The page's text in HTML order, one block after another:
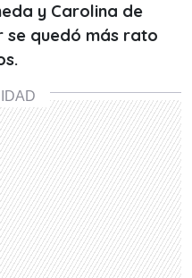
y Carolina de
se quedó más rato